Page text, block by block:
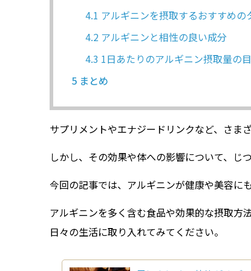
4.1 アルギニンを摂取するおすすめの
4.2アルギニンと相性の良い成分
4.3 1日あたりのアルギニン摂取量の
5 まとめ
サプリメントやエナジードリンクなど、さま
しかし、その効果や体への影響について、じ
今回の記事では、アルギニンが健康や美容に
アルギニンを多く含む食品や効果的な摂取方
日々の生活に取り入れてみてください。